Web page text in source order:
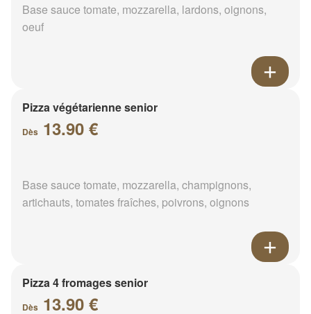
Base sauce tomate, mozzarella, lardons, oignons,
oeuf
Pizza végétarienne senior
Dès 13.90 €
Base sauce tomate, mozzarella, champignons,
artichauts, tomates fraîches, poivrons, oignons
Pizza 4 fromages senior
Dès 13.90 €